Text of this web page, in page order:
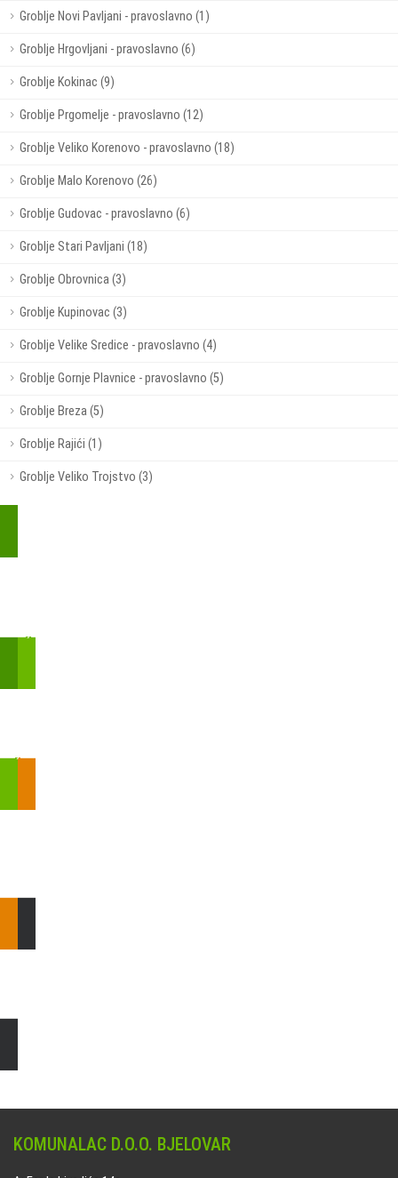
Groblje Novi Pavljani - pravoslavno (1)
Groblje Hrgovljani - pravoslavno (6)
Groblje Kokinac (9)
Groblje Prgomelje - pravoslavno (12)
Groblje Veliko Korenovo - pravoslavno (18)
Groblje Malo Korenovo (26)
Groblje Gudovac - pravoslavno (6)
Groblje Stari Pavljani (18)
Groblje Obrovnica (3)
Groblje Kupinovac (3)
Groblje Velike Sredice - pravoslavno (4)
Groblje Gornje Plavnice - pravoslavno (5)
Groblje Breza (5)
Groblje Rajići (1)
Groblje Veliko Trojstvo (3)
KOMUNALAC D.O.O. BJELOVAR